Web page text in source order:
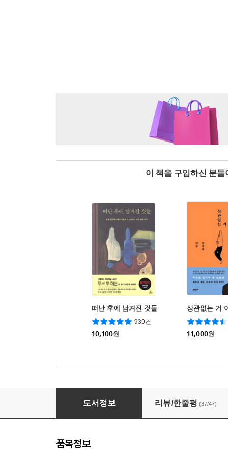
이 책을 구입하신 분
떠난 후에 남겨진 것들
939건
10,100원
상관없는 거
11,000원
슬픔의 방문
도서정보 리뷰/한줄평 (37/47)
품목정보